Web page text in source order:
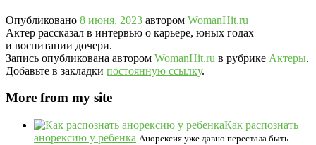
Опубликовано 8 июня, 2023 автором WomanHit.ru
Актер рассказал в интервью о карьере, юных годах
и воспитании дочери.
Запись опубликована автором WomanHit.ru в рубрике Актеры.
Добавьте в закладки постоянную ссылку.
More from my site
Как распознать
анорексию у ребенка Анорексия уже давно перестала быть